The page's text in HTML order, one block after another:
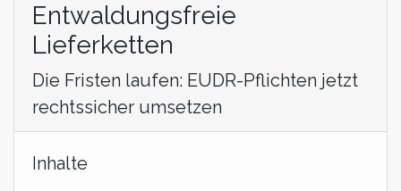
Entwaldungsfreie
Lieferketten
Die Fristen laufen: EUDR-Pflichten jetzt
rechtssicher umsetzen
Inhalte